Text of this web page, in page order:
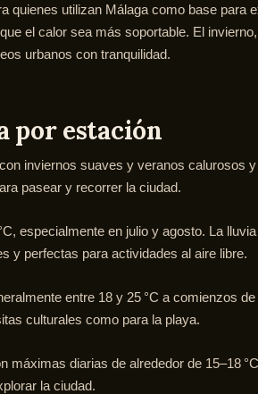
quienes utilizan Málaga como base para
el calor sea más soportable. El
urbanos con tranquilidad.
por estación
inviernos suaves y veranos calurosos
pasear y recorrer la ciudad.
especialmente en julio y agosto. La
y perfectas para actividades al aire libre.
entre 18 y 25 °C a comienzos
culturales como para la playa.
máximas diarias de alrededor de 15–18
la ciudad.